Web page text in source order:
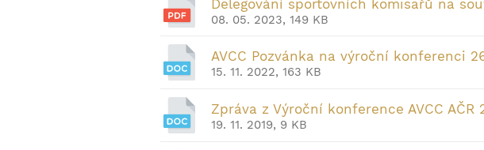
Delegování sportovních komisařů na
08. 05. 2023, 149 KB
AVCC Pozvánka na výroční konferenci
15. 11. 2022, 163 KB
Zpráva z Výroční konference AVCC AČR
19. 11. 2019, 9 KB